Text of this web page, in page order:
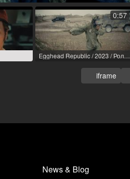
Egghead Republic / 2023 / Роль: Sgt. Barcoff / R: Pella Kågerman, Hugo Lilja
0:57
iframe
News & Blog